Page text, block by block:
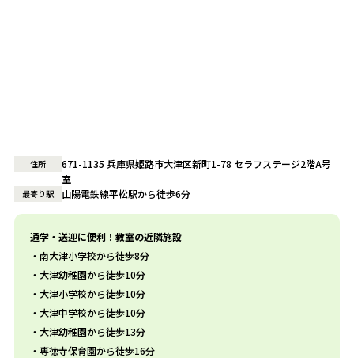
住所
671-1135 兵庫県姫路市大津区新町1-78 セラフステージ2階A号
室
最寄り駅 山陽電鉄線平松駅から徒歩6分
通学・送迎に便利！教室の近隣施設
南大津小学校から徒歩8分
大津幼稚園から徒歩10分
大津小学校から徒歩10分
大津中学校から徒歩10分
大津幼稚園から徒歩13分
専徳寺保育園から徒歩16分